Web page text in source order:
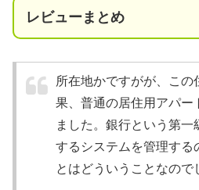
レビューまとめ
所在地かですがが、この
果、普通の居住用アパー
ました。銀行という第
するシステムを管理する
とはどういうことなので